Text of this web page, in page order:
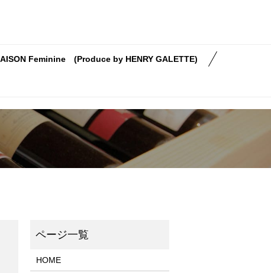
Feminine (Produce by HENRY GALETTE)
HOME